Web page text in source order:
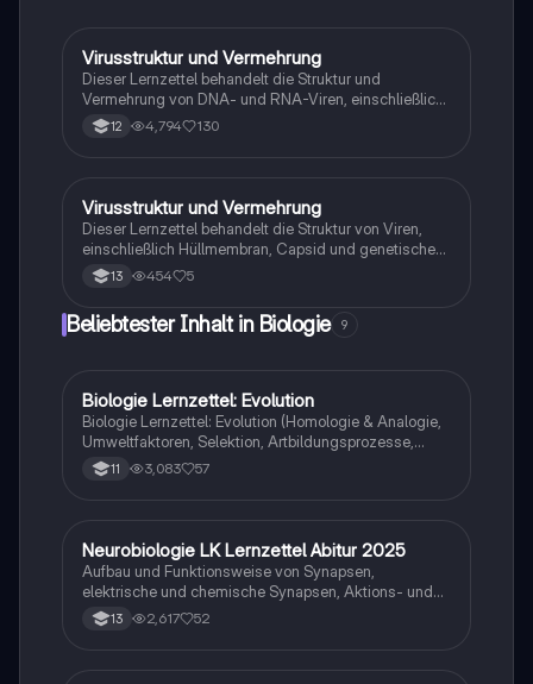
Biologie
Virusstruktur und Vermehrung
Dieser Lernzettel behandelt die Struktur und
Vermehrung von DNA- und RNA-Viren, einschließlich
des lytischen und lysogenen Zyklus. Er bietet eine
detaillierte Erklärung der Viruskomponenten, der Rolle
die sich auf Virologie vorbereiten.
12 4,794 130
Biologie
Virusstruktur und Vermehrung
Dieser Lernzettel behandelt die Struktur von Viren,
einschließlich Hüllmembran, Capsid und genetischem
Material. Zudem werden der lytische und lysogene
Zyklus sowie die Vermehrung von Bakteriophagen
Studierende der Biologie, die sich mit Virologie und
13 454 5
Beliebtester Inhalt in Biologie 9
Biologie
Biologie Lernzettel: Evolution
Biologie Lernzettel: Evolution (Homologie & Analogie,
Umweltfaktoren, Selektion, Artbildungsprozesse,
Klimaregeln, Konkurrenz, Evolution des Menschen…)
11 3,083 57
Biologie
Neurobiologie LK Lernzettel Abitur 2025
Aufbau und Funktionsweise von Synapsen,
elektrische und chemische Synapsen, Aktions- und
Ruhepotential
13 2,617 52